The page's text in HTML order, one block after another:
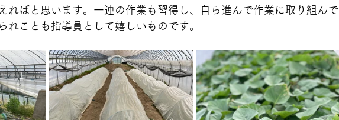
ればと思います。一連の作業も習得し、自ら進んで作業に取り組んで
れことも指導員として嬉しいものです。